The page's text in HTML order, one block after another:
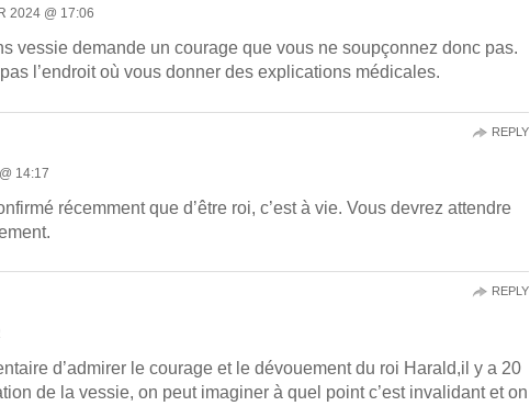
2024 @ 17:06
vessie demande un courage que vous ne soupçonnez donc pas.
pas l’endroit où vous donner des explications médicales.
14:17
récemment que d’être roi, c’est à vie. Vous devrez attendre
REPLY
d’admirer le courage et le dévouement du roi Harald,il y a 20
de la vessie, on peut imaginer à quel point c’est invalidant et on
REPLY